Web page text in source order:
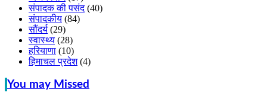
संपादक की पसंद(40)
संपादकीय (84)
सौंदर्य (29)
स्वास्थ्य (28)
हरियाणा (10)
हिमाचल प्रदेश(4)
You may Missed